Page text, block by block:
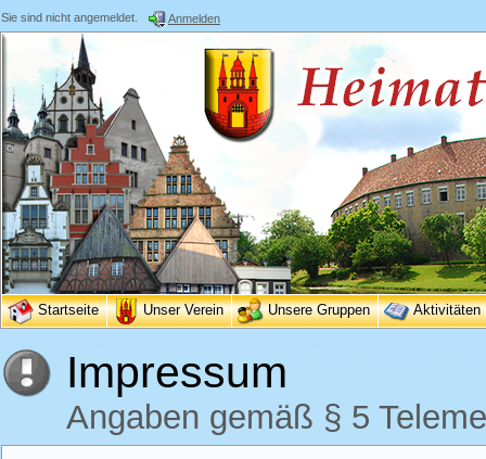
Sie sind nicht angemeldet. Anmelden
Startseite Unser Verein Unsere Gruppen Aktivitäten
Impressum
Angaben gemäß § 5